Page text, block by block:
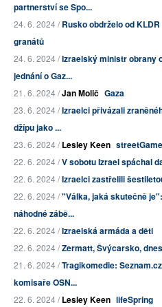
partnerství se Spo...
24. 6. 2024 /Rusko obdrželo od
granátů
24. 6. 2024 /Izraelský ministr obrany
jednání o Gaz...
21. 6. 2024 /Jan Molič Gaza
23. 6. 2024 /Izraelci přivázali
džípu jako ...
23. 6. 2024 /Lesley Keen streetGame
22. 6. 2024 /V sobotu Izrael spáchal
22. 6. 2024 /Izraelci zastřelili
22. 6. 2024 /"Válka, jaká skutečně
náhodné zábě...
22. 6. 2024 /Izraelská armáda a děti
22. 6. 2024 /Zermatt, Švýcarsko, dnes
21. 6. 2024 /Tragikomedie:
komisaře OSN...
22. 6. 2024 /Lesley Keen lifeSpring